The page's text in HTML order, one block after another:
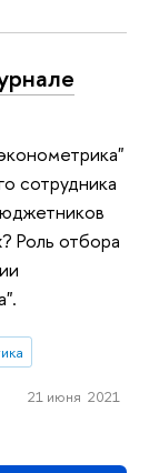
сотрудника
Роль отбора
21 июня 2021